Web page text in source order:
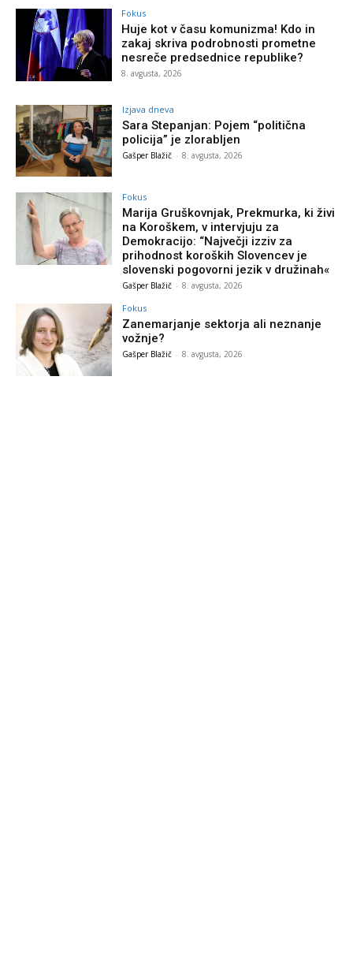
Fokus
Huje kot v času komunizma! Kdo in
zakaj skriva podrobnosti prometne
nesreče predsednice republike?
8. avgusta, 2026
Izjava dneva
Sara Stepanjan: Pojem “politična
policija” je zlorabljen
Gašper Blažič - 8. avgusta, 2026
Fokus
Marija Gruškovnjak, Prekmurka, ki živi
na Koroškem, v intervjuju za
Demokracijo: “Največji izziv za
prihodnost koroških Slovencev je
slovenski pogovorni jezik v družinah«
Gašper Blažič - 8. avgusta, 2026
Fokus
Zanemarjanje sektorja ali neznanje
vožnje?
Gašper Blažič - 8. avgusta, 2026